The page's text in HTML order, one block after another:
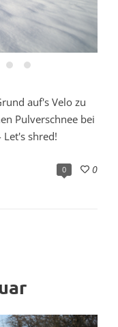
auf's Velo zu
Pulverschnee bei
shred!
0 0